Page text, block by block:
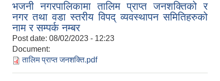
भजनी नगरपालिकामा तालिम प्राप्त जनशक्तिको र
नगर तथा वडा स्तरीय विपद् व्यवस्थापन समितिहरुको
नाम र सम्पर्क नम्बर
Post date: 08/02/2023 - 12:23
Document:
तालिम प्राप्त जनशक्ति.pdf